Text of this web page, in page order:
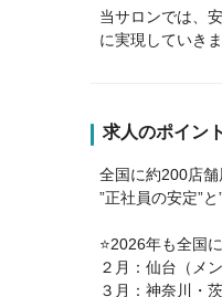
当サロンでは、
に実現していきま
求人のポイント
全国に約200店舗
”正社員の安定”
⭐2026年も全国
２月：仙台（メ
３月：神奈川・